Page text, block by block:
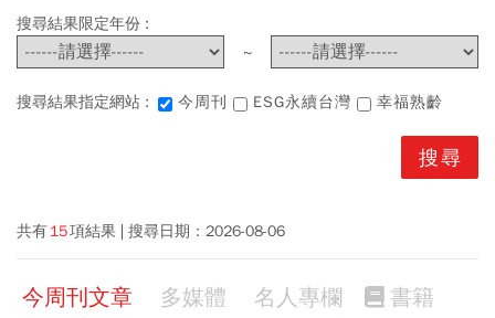
搜尋結果限定年份 :
~
搜尋結果指定網站 : 今周刊 ESG永續台灣 幸福熟齡
共有15項結果 搜尋日期： 2026-08-06
今周刊文章 多媒體 名人專欄 書籍